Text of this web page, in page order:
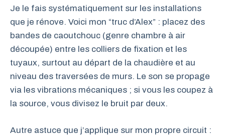
Je le fais systématiquement sur les installations
que je rénove. Voici mon “truc d’Alex” : placez des
bandes de caoutchouc (genre chambre à air
découpée) entre les colliers de fixation et les
tuyaux, surtout au départ de la chaudière et au
niveau des traversées de murs. Le son se propage
via les vibrations mécaniques ; si vous les coupez à
la source, vous divisez le bruit par deux.
Autre astuce que j’applique sur mon propre circuit :